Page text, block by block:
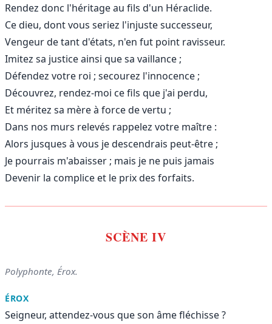
Rendez donc l'héritage au fils d'un Héraclide.
Ce dieu, dont vous seriez l'injuste successeur,
Vengeur de tant d'états, n'en fut point ravisseur.
Imitez sa justice ainsi que sa vaillance ;
Défendez votre roi ; secourez l'innocence ;
Découvrez, rendez-moi ce fils que j'ai perdu,
Et méritez sa mère à force de vertu ;
Dans nos murs relevés rappelez votre maître :
Alors jusques à vous je descendrais peut-être ;
Je pourrais m'abaisser ; mais je ne puis jamais
Devenir la complice et le prix des forfaits.
SCÈNE IV
Polyphonte, Érox.
ÉROX
Seigneur, attendez-vous que son âme fléchisse ?